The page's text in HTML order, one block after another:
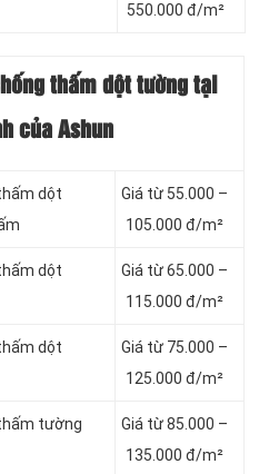
550.000 đ/m²
thấm dột tường tại
của Ashun
dột
Giá từ 55.000 –
105.000 đ/m²
dột
Giá từ 65.000 –
115.000 đ/m²
dột
Giá từ 75.000 –
125.000 đ/m²
tường
Giá từ 85.000 –
135.000 đ/m²